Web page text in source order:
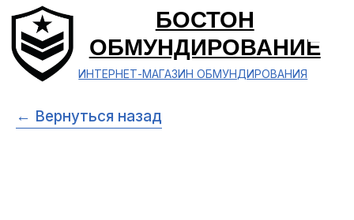
БОСТОН
ОБМУНДИРОВАНИЕ
ИНТЕРНЕТ-МАГАЗИН ОБМУНДИРОВАНИЯ
← Вернуться назад